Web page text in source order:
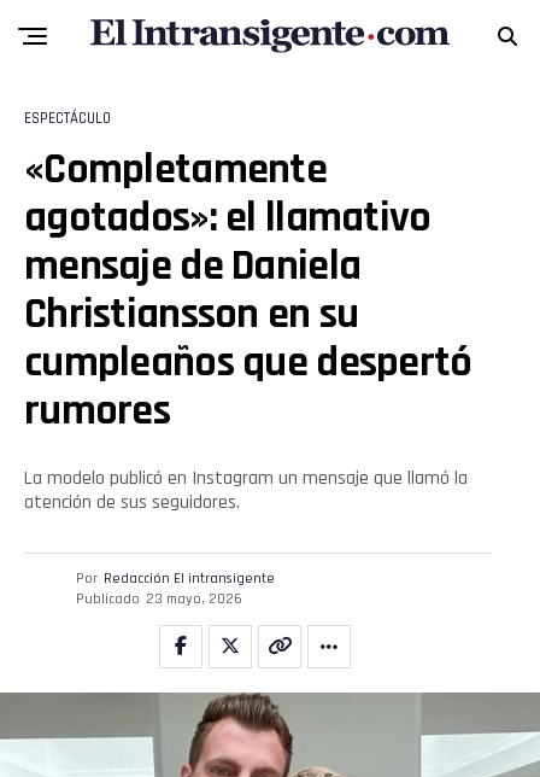
ESPECTÁCULO
«Completamente
agotados»: el llamativo
mensaje de Daniela
Christiansson en su
cumpleaños que despertó
rumores
La modelo publicó en Instagram un mensaje que llamó la
atención de sus seguidores.
Por Redacción El intransigente
Publicado 23 mayo, 2026
Flipboard
Whatsapp
Email